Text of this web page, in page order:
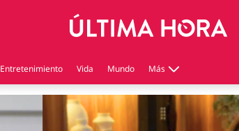
Entretenimiento Vida Mundo Más
Virales
Tecnología